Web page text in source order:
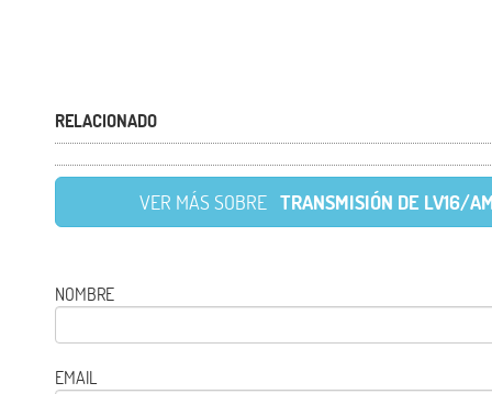
RELACIONADO
VER MÁS SOBRETRANSMISIÓN DE LV16/
NOMBRE
EMAIL